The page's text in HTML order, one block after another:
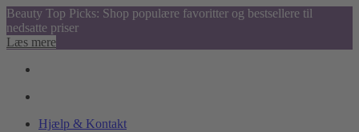
Beauty Top Picks: Shop populære favoritter og bestsellere til
nedsatte priser
Læs mere
Hjælp & Kontakt